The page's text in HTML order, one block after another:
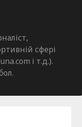
сфері
і т.д.).